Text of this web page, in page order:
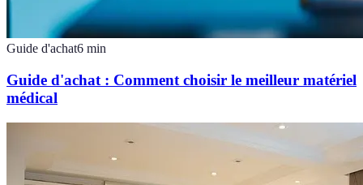
Guide d'achat6 min
Guide d'achat : Comment choisir le meilleur matériel
médical